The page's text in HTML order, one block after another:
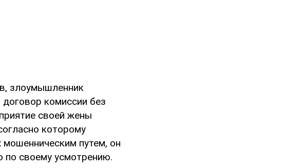
злоумышленник
комиссии без
своей жены
которому
путем, он
своему усмотрению.